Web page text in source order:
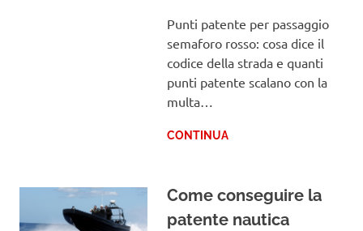
Punti patente per passaggio
semaforo rosso: cosa dice il
codice della strada e quanti
punti patente scalano con la
multa…
CONTINUA
Come conseguire la
patente nautica